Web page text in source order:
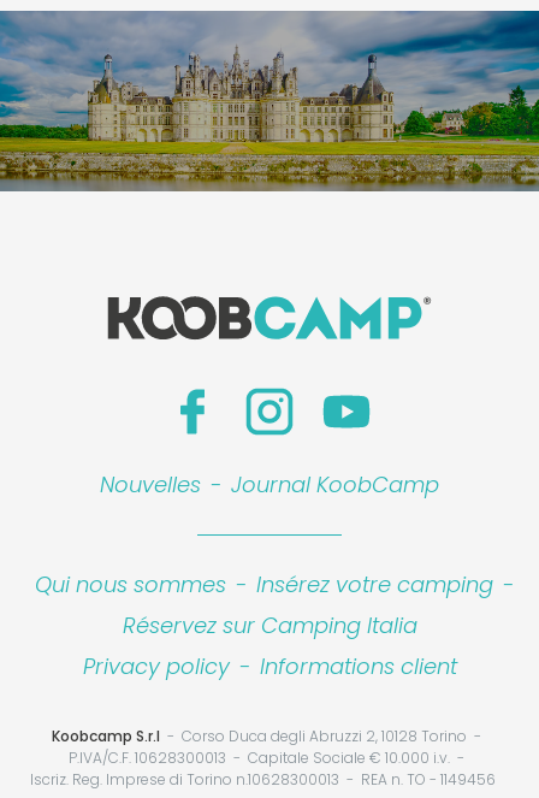
Nouvelles - Journal KoobCamp
Qui nous sommes - Insérez votre camping -
Réservez sur Camping Italia
Privacy policy - Informations client
Koobcamp S.r.l
Corso Duca degli Abruzzi 2, 10128 Torino
P.IVA/C.F. 10628300013
Capitale Sociale € 10.000 i.v.
Iscriz. Reg. Imprese di Torino n.10628300013
REA n. TO - 1149456